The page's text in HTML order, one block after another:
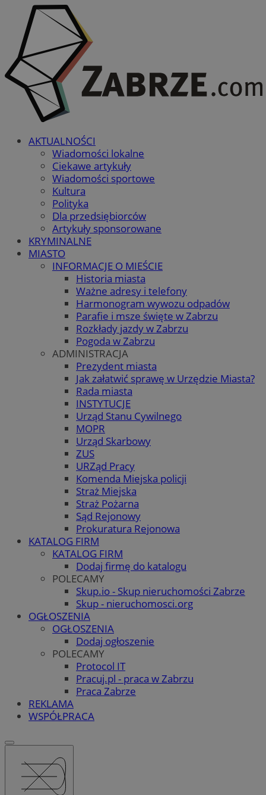
AKTUALNOŚCI
Wiadomości lokalne
Ciekawe artykuły
Wiadomości sportowe
Kultura
Polityka
Dla przedsiębiorców
Artykuły sponsorowane
KRYMINALNE
MIASTO
INFORMACJE O MIEŚCIE
Historia miasta
Ważne adresy i telefony
Harmonogram wywozu odpadów
Parafie i msze święte w Zabrzu
Rozkłady jazdy w Zabrzu
Pogoda w Zabrzu
ADMINISTRACJA
Prezydent miasta
Jak załatwić sprawę w Urzędzie Miasta?
Rada miasta
INSTYTUCJE
Urząd Stanu Cywilnego
MOPR
Urząd Skarbowy
ZUS
URZąd Pracy
Komenda Miejska policji
Straż Miejska
Straż Pożarna
Sąd Rejonowy
Prokuratura Rejonowa
KATALOG FIRM
KATALOG FIRM
Dodaj firmę do katalogu
POLECAMY
Skup.io - Skup nieruchomości Zabrze
Skup - nieruchomosci.org
OGŁOSZENIA
OGŁOSZENIA
Dodaj ogłoszenie
POLECAMY
Protocol IT
Pracuj.pl - praca w Zabrzu
Praca Zabrze
REKLAMA
WSPÓŁPRACA